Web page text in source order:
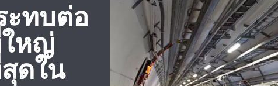
ทบต่อ
หญ่
ดใน